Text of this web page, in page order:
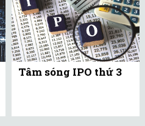
Tâm sóng IPO thứ 3